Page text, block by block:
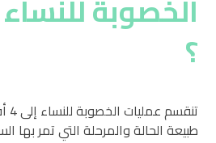
الخصوبة
؟
طبيعة الحالة والمرحلة التي تمر بها